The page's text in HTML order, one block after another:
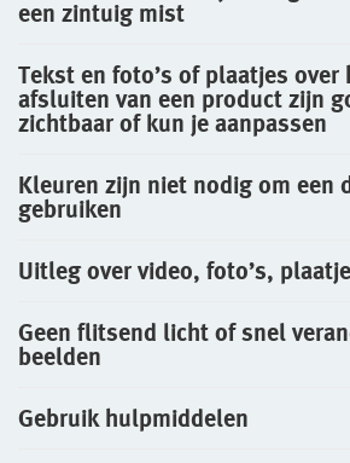
een zintuig mist
Tekst en foto’s of plaatjes over
afsluiten van een product zijn
zichtbaar of kun je aanpassen
Kleuren zijn niet nodig om een
gebruiken
Uitleg over video, foto’s,
Geen flitsend licht of snel
beelden
Gebruik hulpmiddelen